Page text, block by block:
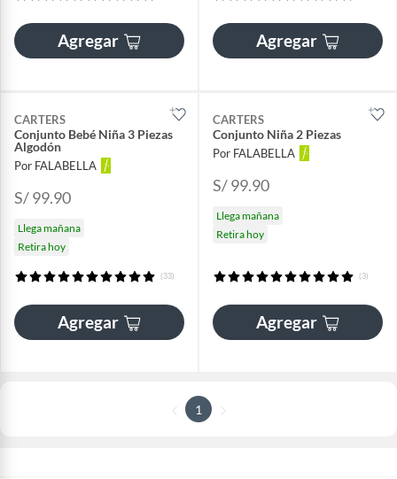
Agregar Agregar
CARTERS
Conjunto Bebé Niña 3 Piezas
Algodón
Por FALABELLA
S/ 99.90
Llega mañana
Retira hoy
(33)
Agregar
CARTERS
Conjunto Niña 2 Piezas
Por FALABELLA
S/ 99.90
Llega mañana
Retira hoy
(3)
Agregar
1